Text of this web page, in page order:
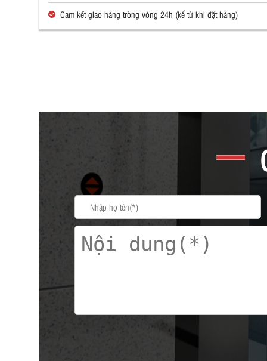
Cam kết giao hàng tròng vòng 24h (kể từ khi đặt hàng)